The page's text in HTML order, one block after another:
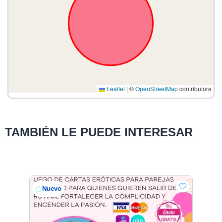
Leaflet | ©OpenStreetMapcontributors
TAMBIÉN LE PUEDE INTERESAR
Nuevo